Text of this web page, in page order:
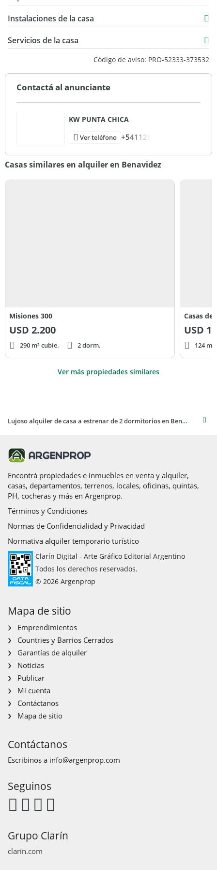
Alquiler
USD 1.800
900 m2
900 m2
Instalaciones de la casa
Servicios de la casa
Código de aviso: PRO-52333-373532
Contactá al anunciante
KW PUNTA CHICA
Ver teléfono +541126
Casas similares en alquiler en Benavidez
Misiones 300
USD 2.200
290 m² cubie. 2 dorm.
Casas de
USD
124
Ver más propiedades similares
Lujoso alquiler de casa a estrenar de 2 dormitorios en Benavidez
Encontrá propiedades e inmuebles en venta y alquiler,
casas, departamentos, terrenos, locales, oficinas, quintas,
PH, cocheras y más en Argenprop.
Términos y Condiciones
Normas de Confidencialidad y Privacidad
Normativa alquiler temporario turístico
Clarín Digital - Arte Gráfico Editorial Argentino
Todos los derechos reservados.
© 2026 Argenprop
Mapa de sitio
Emprendimientos
Countries y Barrios Cerrados
Garantías de alquiler
Noticias
Publicar
Mi cuenta
Contáctanos
Mapa de sitio
Contáctanos
Escribinos a info@argenprop.com
Seguinos
Grupo Clarín
clarín.com